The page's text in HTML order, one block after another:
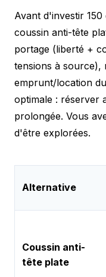
Avant d'investir
coussin anti-tête
portage (liberté +
tensions à source),
emprunt/location
optimale : réserver
prolongée. Vous
d'être explorées.
Alternative
Coussin anti-
tête plate